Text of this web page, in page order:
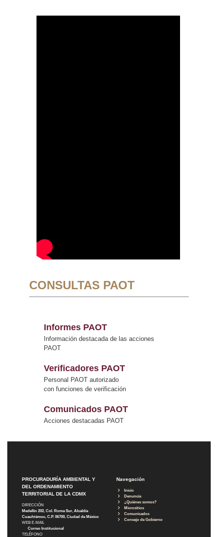
CONSULTAS PAOT
Informes PAOT
Información destacada de las acciones
PAOT
Verificadores PAOT
Personal PAOT autorizado
con funciones de verificación
Comunicados PAOT
Acciones destacadas PAOT
PROCURADURÍA AMBIENTAL Y
DEL ORDENAMIENTO
TERRITORIAL DE LA CDMX
DIRECCIÓN
Medellín 202, Col. Roma Sur, Alcaldía
Cuauhtémoc, C.P. 06700, Ciudad de México
WEB E-MAIL
Correo Institucional
TELÉFONO
Navegación
Inicio
Denuncia
¿Quiénes somos?
Micrositios
Comunicados
Consejo de Gobierno